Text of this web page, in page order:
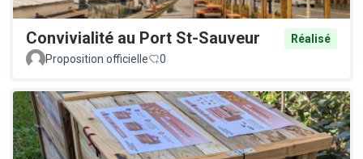
Convivialité au Port St-Sauveur
Réalisé
Proposition officielle
0